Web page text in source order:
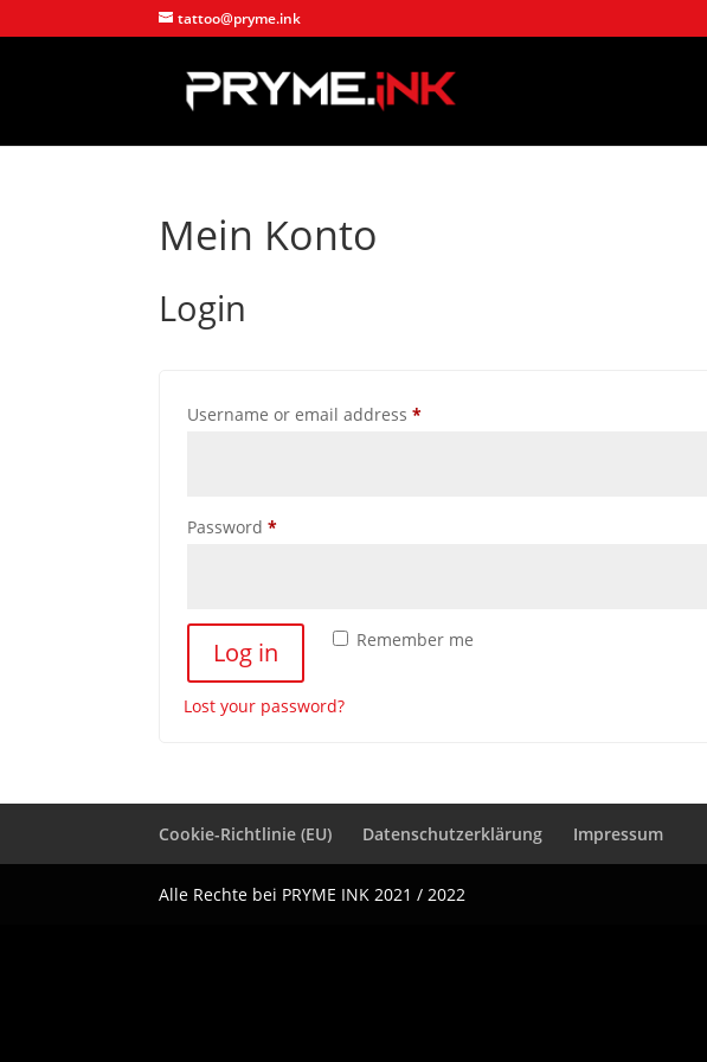
tattoo@pryme.ink
Mein Konto
Login
Username or email address*Required
Password*Required
Remember me
Log in
Lost your password?
Cookie-Richtlinie (EU) Datenschutzerklärung Impressum
Alle Rechte bei PRYME INK 2021 / 2022